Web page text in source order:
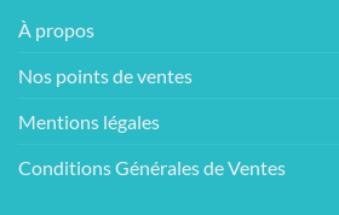
À propos
Nos points de ventes
Mentions légales
Conditions Générales de Ventes